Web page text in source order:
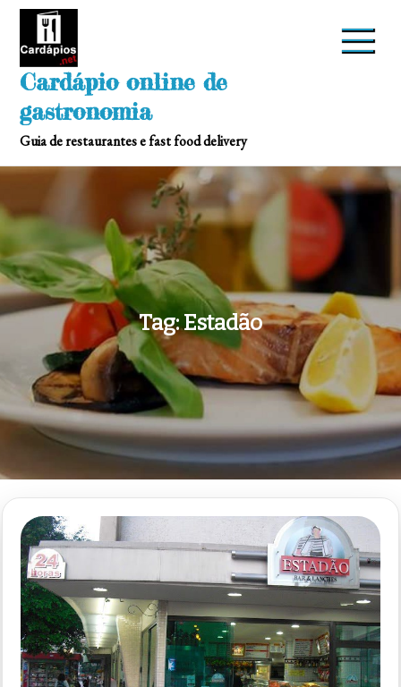
Skip
Cardápio online de
gastronomia
Guia de restaurantes e fast food delivery
Tag:Estadão